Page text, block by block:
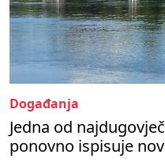
Događanja
Jedna od
ponovno ispisuje